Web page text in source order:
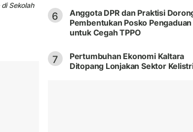
Sekolah
6
Anggota DPR dan Praktisi
Pembentukan Posko Pengaduan
untuk Cegah TPPO
7
Pertumbuhan Ekonomi Kaltara
Ditopang Lonjakan Sektor